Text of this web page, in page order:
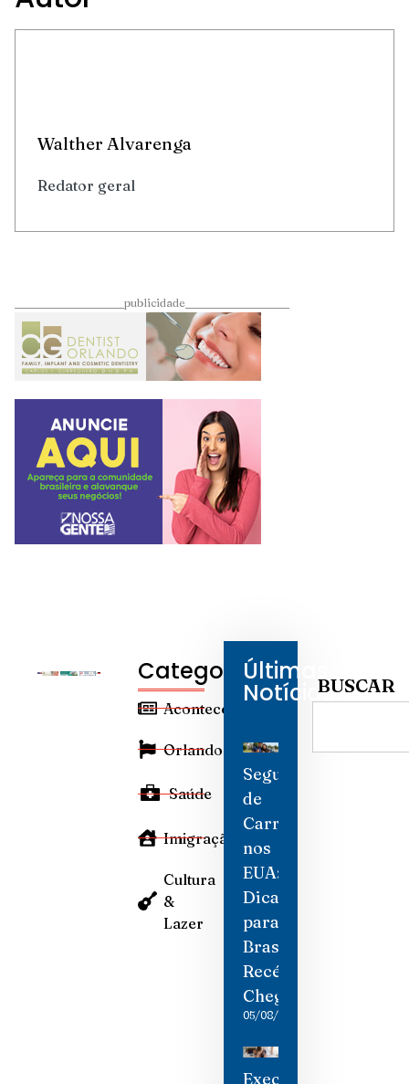
Walther Alvarenga
Redator geral
____________________publicidade___________________
Categorias
Aconteceu
Orlando
Saúde
Imigração
Cultura
&
Lazer
Últimas
Notícias
Seguro
de
Carro
nos
EUA:
Dicas
para
Brasileiros
Recém-
Chegados
05/08/2026
Execuções
BUSCAR